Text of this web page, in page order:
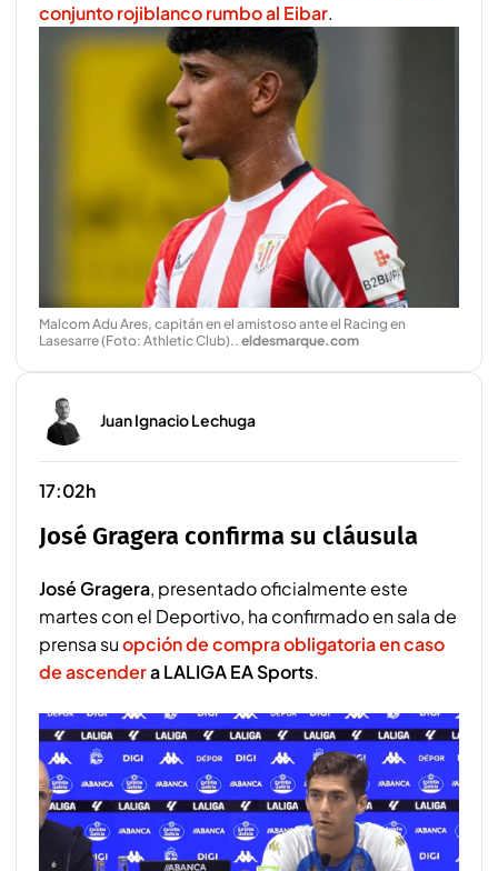
conjunto rojiblanco rumbo al Eibar.
Malcom Adu Ares, capitán en el amistoso ante el Racing en
Lasesarre (Foto: Athletic Club).. eldesmarque.com
Juan Ignacio Lechuga
17:02h
José Gragera confirma su cláusula
José Gragera, presentado oficialmente este
martes con el Deportivo, ha confirmado en sala de
prensa suopción de compra obligatoria en caso
de ascendera LALIGA EA Sports.